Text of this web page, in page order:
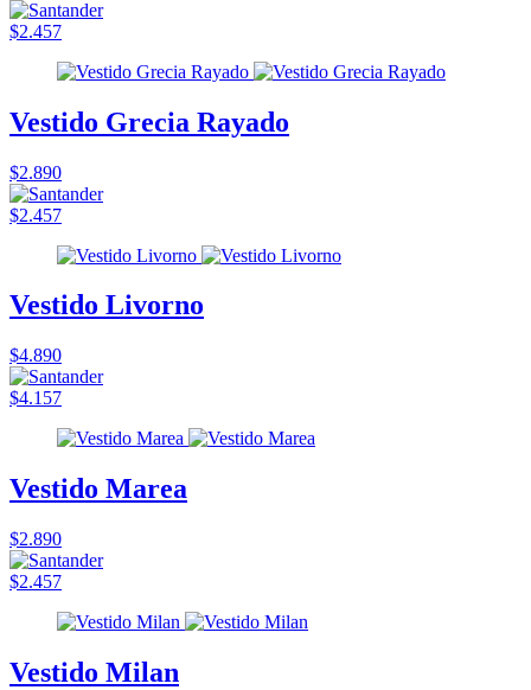
$2.457
Vestido Grecia Rayado
$2.890
$2.457
Vestido Livorno
$4.890
$4.157
Vestido Marea
$2.890
$2.457
Vestido Milan